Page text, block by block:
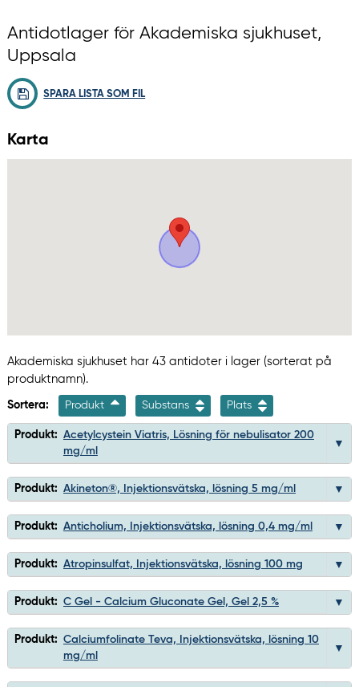
Antidotlager för Akademiska sjukhuset,
Uppsala
SPARA LISTA SOM FIL
Karta
Akademiska sjukhuset har 43 antidoter i lager (sorterat på
produktnamn).
Sortera: Produkt Substans Plats
Produkt: Acetylcystein Viatris, Lösning för nebulisator 200
mg/ml
Produkt: Akineton®, Injektionsvätska, lösning 5 mg/ml
Produkt: Anticholium, Injektionsvätska, lösning 0,4 mg/ml
Produkt: Atropinsulfat, Injektionsvätska, lösning 100 mg
Produkt: C Gel - Calcium Gluconate Gel, Gel 2,5 %
Produkt: Calciumfolinate Teva, Injektionsvätska, lösning 10
mg/ml